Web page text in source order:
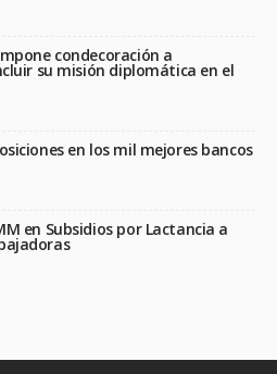
condecoración a
su misión diplomática en el
en los mil mejores bancos
en Subsidios por Lactancia a